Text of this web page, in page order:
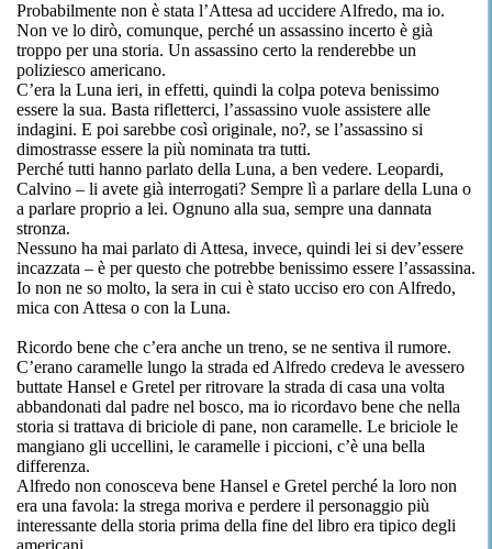
Probabilmente non è stata l’Attesa ad uccidere Alfredo, ma io.
Non ve lo dirò, comunque, perché un assassino incerto è già
troppo per una storia. Un assassino certo la renderebbe un
poliziesco americano.
C’era la Luna ieri, in effetti, quindi la colpa poteva benissimo
essere la sua. Basta rifletterci, l’assassino vuole assistere alle
indagini. E poi sarebbe così originale, no?, se l’assassino si
dimostrasse essere la più nominata tra tutti.
Perché tutti hanno parlato della Luna, a ben vedere. Leopardi,
Calvino – li avete già interrogati? Sempre lì a parlare della Luna o
a parlare proprio a lei. Ognuno alla sua, sempre una dannata
stronza.
Nessuno ha mai parlato di Attesa, invece, quindi lei si dev’essere
incazzata – è per questo che potrebbe benissimo essere l’assassina.
Io non ne so molto, la sera in cui è stato ucciso ero con Alfredo,
mica con Attesa o con la Luna.
Ricordo bene che c’era anche un treno, se ne sentiva il rumore.
C’erano caramelle lungo la strada ed Alfredo credeva le avessero
buttate Hansel e Gretel per ritrovare la strada di casa una volta
abbandonati dal padre nel bosco, ma io ricordavo bene che nella
storia si trattava di briciole di pane, non caramelle. Le briciole le
mangiano gli uccellini, le caramelle i piccioni, c’è una bella
differenza.
Alfredo non conosceva bene Hansel e Gretel perché la loro non
era una favola: la strega moriva e perdere il personaggio più
interessante della storia prima della fine del libro era tipico degli
americani.